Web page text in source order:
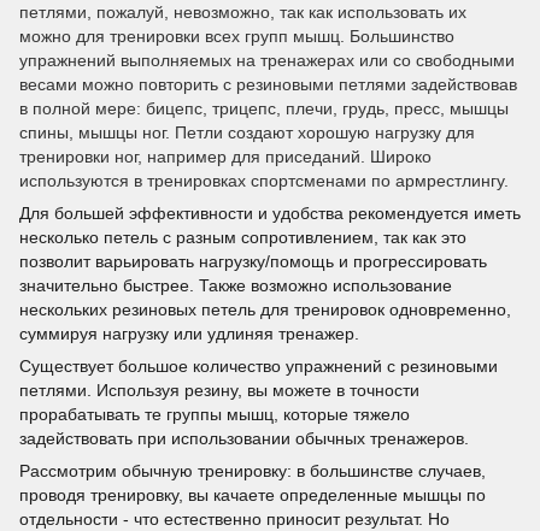
петлями, пожалуй, невозможно, так как использовать их
можно для тренировки всех групп мышц. Большинство
упражнений выполняемых на тренажерах или со свободными
весами можно повторить с резиновыми петлями задействовав
в полной мере: бицепс, трицепс, плечи, грудь, пресс, мышцы
спины, мышцы ног. Петли создают хорошую нагрузку для
тренировки ног, например для приседаний. Широко
используются в тренировках спортсменами по армрестлингу.
Для большей эффективности и удобства рекомендуется иметь
несколько петель с разным сопротивлением, так как это
позволит варьировать нагрузку/помощь и прогрессировать
значительно быстрее. Также возможно использование
нескольких резиновых петель для тренировок одновременно,
суммируя нагрузку или удлиняя тренажер.
Существует большое количество упражнений с резиновыми
петлями. Используя резину, вы можете в точности
прорабатывать те группы мышц, которые тяжело
задействовать при использовании обычных тренажеров.
Рассмотрим обычную тренировку: в большинстве случаев,
проводя тренировку, вы качаете определенные мышцы по
отдельности - что естественно приносит результат. Но